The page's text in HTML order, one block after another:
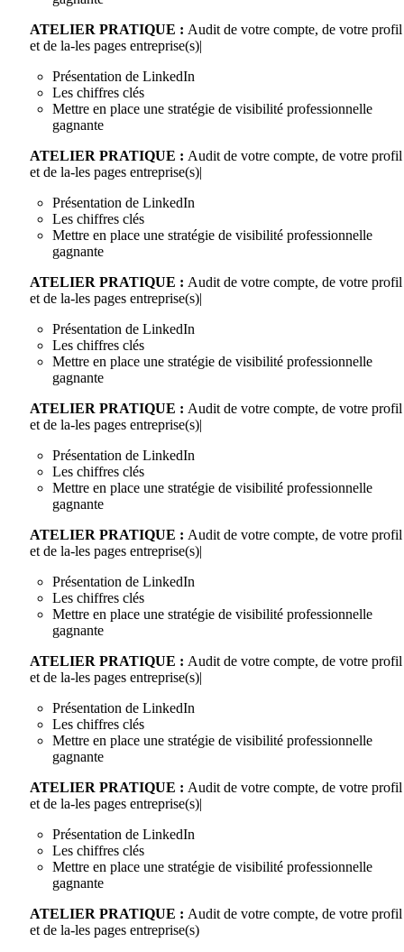
ATELIER PRATIQUE : Audit de votre compte, de votre profil
et de la-les pages entreprise(s)|
Présentation de LinkedIn
Les chiffres clés
Mettre en place une stratégie de visibilité professionnelle
gagnante
ATELIER PRATIQUE : Audit de votre compte, de votre profil
et de la-les pages entreprise(s)|
Présentation de LinkedIn
Les chiffres clés
Mettre en place une stratégie de visibilité professionnelle
gagnante
ATELIER PRATIQUE : Audit de votre compte, de votre profil
et de la-les pages entreprise(s)|
Présentation de LinkedIn
Les chiffres clés
Mettre en place une stratégie de visibilité professionnelle
gagnante
ATELIER PRATIQUE : Audit de votre compte, de votre profil
et de la-les pages entreprise(s)|
Présentation de LinkedIn
Les chiffres clés
Mettre en place une stratégie de visibilité professionnelle
gagnante
ATELIER PRATIQUE : Audit de votre compte, de votre profil
et de la-les pages entreprise(s)|
Présentation de LinkedIn
Les chiffres clés
Mettre en place une stratégie de visibilité professionnelle
gagnante
ATELIER PRATIQUE : Audit de votre compte, de votre profil
et de la-les pages entreprise(s)|
Présentation de LinkedIn
Les chiffres clés
Mettre en place une stratégie de visibilité professionnelle
gagnante
ATELIER PRATIQUE : Audit de votre compte, de votre profil
et de la-les pages entreprise(s)|
Présentation de LinkedIn
Les chiffres clés
Mettre en place une stratégie de visibilité professionnelle
gagnante
ATELIER PRATIQUE : Audit de votre compte, de votre profil
et de la-les pages entreprise(s)